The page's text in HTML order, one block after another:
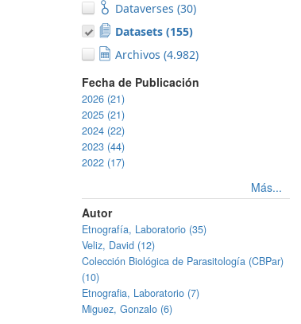
Dataverses (30)
Datasets (155)
Archivos (4.982)
Fecha de Publicación
2026 (21)
2025 (21)
2024 (22)
2023 (44)
2022 (17)
Más...
Autor
Etnografía, Laboratorio (35)
Veliz, David (12)
Colección Biológica de Parasitología (CBPar)
(10)
Etnografia, Laboratorio (7)
Miguez, Gonzalo (6)